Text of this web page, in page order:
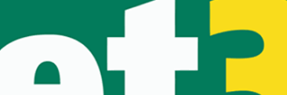
公司-Official Website